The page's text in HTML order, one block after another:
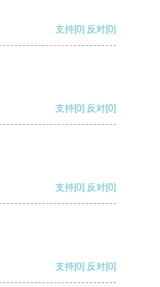
支持[0] 反对[0]
支持[0] 反对[0]
支持[0] 反对[0]
支持[0] 反对[0]